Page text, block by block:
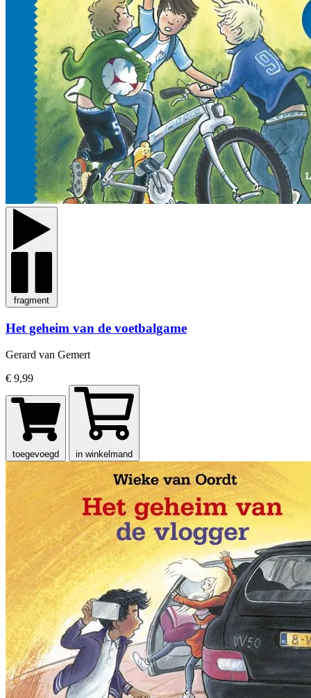
fragment
Het geheim van de voetbalgame
Gerard van Gemert
€ 9,99
toegevoegd in winkelmand